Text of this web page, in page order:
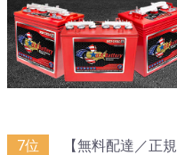
7位
【無料配達／正規